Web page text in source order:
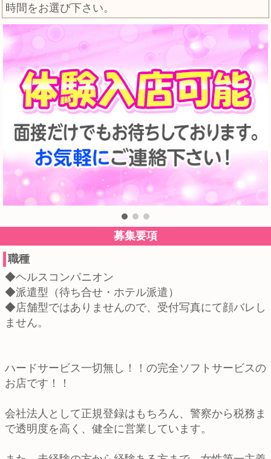
時間をお選び下さい。
募集要項
職種
◆ヘルスコンパニオン
◆派遣型（待ち合せ・ホテル派遣）
◆店舗型ではありませんので、受付写真にて顔バレし
ません。
ハードサービス一切無し！！の完全ソフトサービスの
お店です！！
会社法人として正規登録はもちろん、警察から税務ま
で透明度を高く、健全に営業しています。